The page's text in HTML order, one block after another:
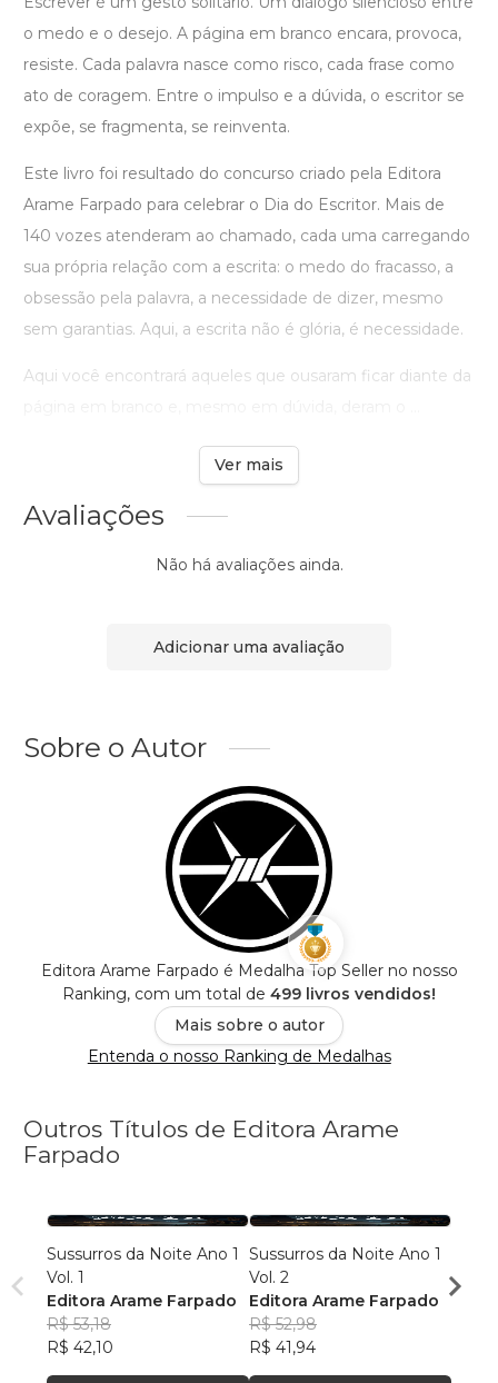
o medo e o desejo. A página em branco encara, provoca,
resiste. Cada palavra nasce como risco, cada frase como
ato de coragem. Entre o impulso e a dúvida, o escritor se
expõe, se fragmenta, se reinventa.
Este livro foi resultado do concurso criado pela Editora
Arame Farpado para celebrar o Dia do Escritor. Mais de
140 vozes atenderam ao chamado, cada uma carregando
sua própria relação com a escrita: o medo do fracasso, a
obsessão pela palavra, a necessidade de dizer, mesmo
sem garantias. Aqui, a escrita não é glória, é necessidade.
Aqui você encontrará aqueles que ousaram ficar diante da
Ver mais
Avaliações
Não há avaliações ainda.
Adicionar uma avaliação
Sobre o Autor
Editora Arame Farpado é Medalha Top Seller no nosso
Ranking, com um total de 499 livros vendidos!
Mais sobre o autor
Entenda o nosso Ranking de Medalhas
Outros Títulos de Editora Arame
Farpado
Sussurros da Noite Ano 1
Vol. 1
Editora Arame Farpado
R$ 53,18
R$ 42,10
Sussurros da Noite Ano 1
Vol. 2
Editora Arame Farpado
R$ 52,98
R$ 41,94
R$